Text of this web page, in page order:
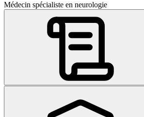
Médecin spécialiste en neurologie